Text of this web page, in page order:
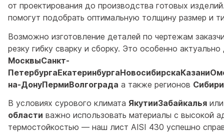
от проектирования до производства готовых
помогут подобрать оптимальную толщину размер и
Возможно изготовление деталей по чертежам
резку гибку сварку и сборку. Это особенно
МосквыСанкт-
на-ДонуПермиВолгограда а также регионов Сибири
В условиях сурового климата ЯкутииЗабайкалья
области важно использовать материалы с высокой
термостойкостью — наш лист AISI 430 успешно